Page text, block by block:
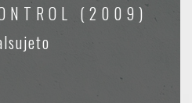
(2009)